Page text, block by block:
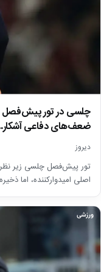
چلسی در تور پیش‌فصل
ضعف‌های دفاعی
دیروز
تور پیش‌فصل چلسی زیر نظر
اصلی امیدوارکننده، اما
ورزشی